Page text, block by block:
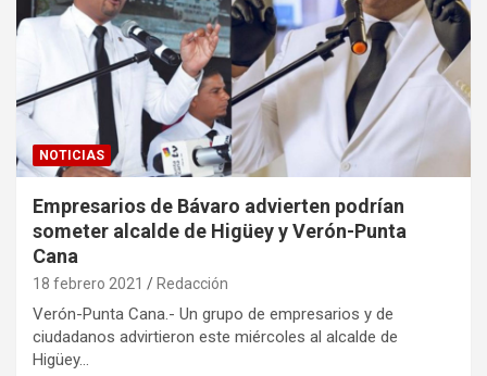
NOTICIAS
Empresarios de Bávaro advierten podrían
someter alcalde de Higüey y Verón-Punta
Cana
18 febrero 2021 Redacción
Verón-Punta Cana.- Un grupo de empresarios y de
ciudadanos advirtieron este miércoles al alcalde de
Higüey…